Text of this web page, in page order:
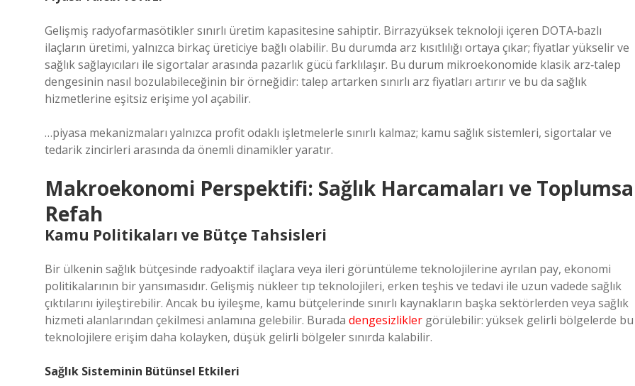
Gelişmiş radyofarmasötikler sınırlı üretim kapasitesine sahiptir. Birrazyüksek teknoloji içeren DOTA‑bazlı
ilaçların üretimi, yalnızca birkaç üreticiye bağlı olabilir. Bu durumda arz kısıtlılığı ortaya çıkar; fiyatlar yükselir ve
sağlık sağlayıcıları ile sigortalar arasında pazarlık gücü farklılaşır. Bu durum mikroekonomide klasik arz‑talep
dengesinin nasıl bozulabileceğinin bir örneğidir: talep artarken sınırlı arz fiyatları artırır ve bu da sağlık
hizmetlerine eşitsiz erişime yol açabilir.
…piyasa mekanizmaları yalnızca profit odaklı işletmelerle sınırlı kalmaz; kamu sağlık sistemleri, sigortalar ve
tedarik zincirleri arasında da önemli dinamikler yaratır.
Makroekonomi Perspektifi: Sağlık Harcamaları ve
Refah
Kamu Politikaları ve Bütçe Tahsisleri
Bir ülkenin sağlık bütçesinde radyoaktif ilaçlara veya ileri görüntüleme teknolojilerine ayrılan pay, ekonomi
politikalarının bir yansımasıdır. Gelişmiş nükleer tıp teknolojileri, erken teşhis ve tedavi ile uzun vadede sağlık
çıktılarını iyileştirebilir. Ancak bu iyileşme, kamu bütçelerinde sınırlı kaynakların başka sektörlerden veya sağlık
hizmeti alanlarından çekilmesi anlamına gelebilir. Burada dengesizlikler görülebilir: yüksek gelirli bölgelerde bu
teknolojilere erişim daha kolayken, düşük gelirli bölgeler sınırda kalabilir.
Sağlık Sisteminin Bütünsel Etkileri